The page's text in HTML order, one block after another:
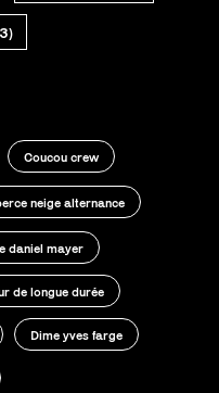
Coucou crew
neige alternance
daniel mayer
de longue durée
Dime yves farge